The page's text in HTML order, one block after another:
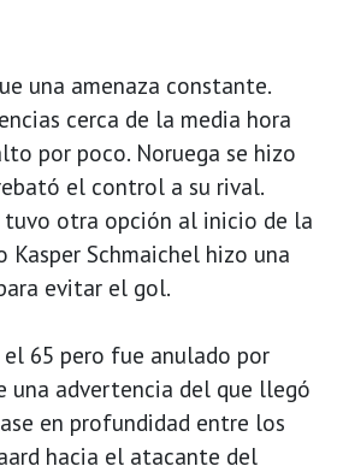
una amenaza constante.
cerca de la media hora
por poco. Noruega se hizo
el control a su rival.
tuvo otra opción al inicio de la
Kasper Schmaichel hizo una
evitar el gol.
el 65 pero fue anulado por
una advertencia del que llegó
en profundidad entre los
hacia el atacante del